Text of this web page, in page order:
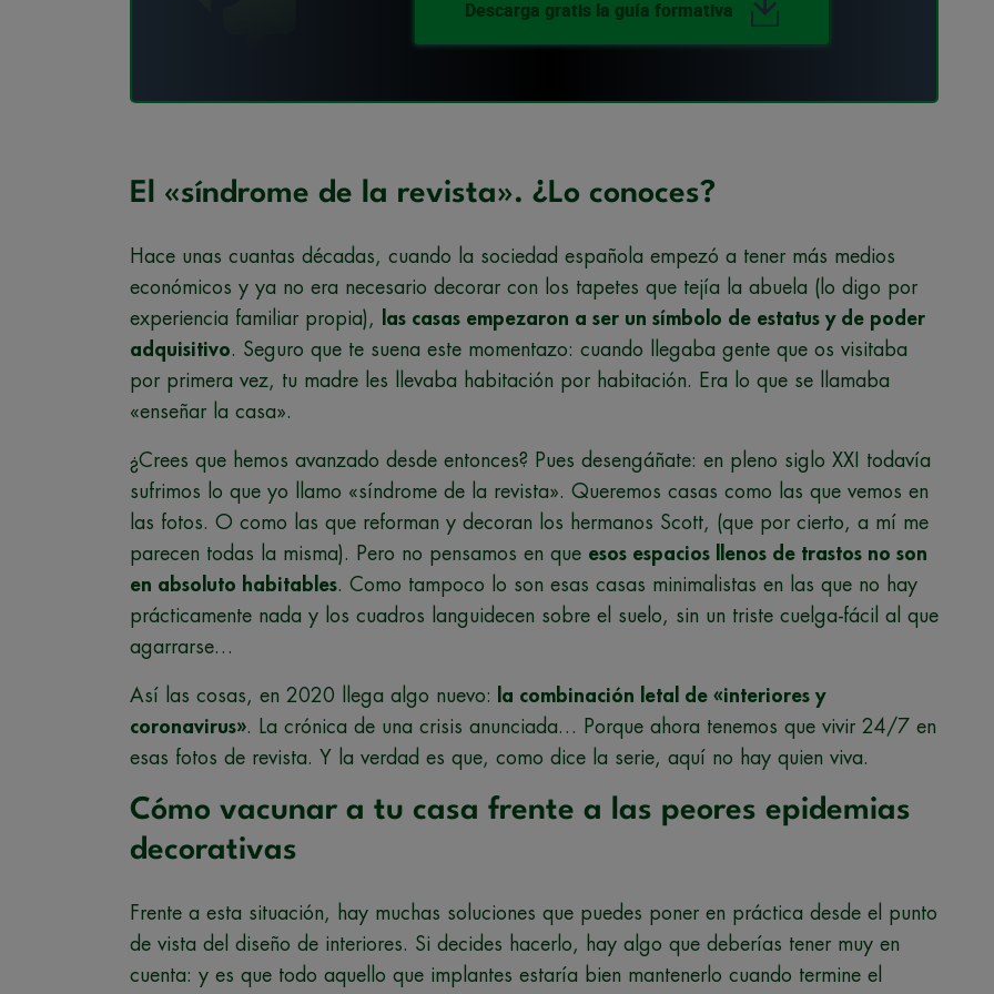
Descarga gratis la guía formativa
El «síndrome de la revista». ¿Lo conoces?
Hace unas cuantas décadas, cuando la sociedad española empezó a tener más medios
económicos y ya no era necesario decorar con los tapetes que tejía la abuela (lo digo por
experiencia familiar propia),
las casas empezaron a ser un símbolo de estatus y de poder
adquisitivo. Seguro que te suena este momentazo: cuando llegaba gente que os visitaba
por primera vez, tu madre les llevaba habitación por habitación. Era lo que se llamaba
«enseñar la casa».
¿Crees que hemos avanzado desde entonces? Pues desengáñate: en pleno siglo XXI todavía
sufrimos lo que yo llamo «síndrome de la revista». Queremos casas como las que vemos en
las fotos. O como las que reforman y decoran los hermanos Scott, (que por cierto, a mí me
parecen todas la misma). Pero no pensamos en que esos espacios llenos de trastos no son
en absoluto habitables. Como tampoco lo son esas casas minimalistas en las que no hay
prácticamente nada y los cuadros languidecen sobre el suelo, sin un triste cuelga-fácil al que
agarrarse…
Así las cosas, en 2020 llega algo nuevo:
la combinación letal de «interiores y
coronavirus». La crónica de una crisis anunciada… Porque ahora tenemos que vivir 24/7 en
esas fotos de revista. Y la verdad es que, como dice la serie, aquí no hay quien viva.
Cómo vacunar a tu casa frente a las peores epidemias
decorativas
Frente a esta situación, hay muchas soluciones que puedes poner en práctica desde el punto
de vista del diseño de interiores. Si decides hacerlo, hay algo que deberías tener muy en
cuenta: y es que todo aquello que implantes estaría bien mantenerlo cuando termine el